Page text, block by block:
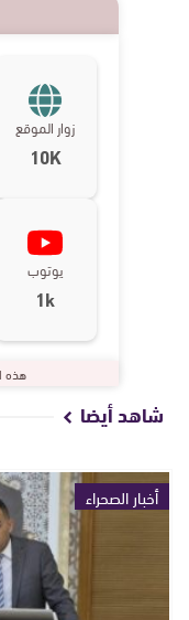
زوار الموقع
10K
يوتوب
1k
هذه
شاهد أيضا
أخبار الصحراء